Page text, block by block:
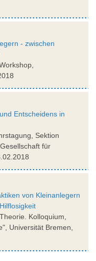
- zwischen
Entscheidens in
Sektion
für
von Kleinanlegern
Kolloquium,
Universität Bremen,